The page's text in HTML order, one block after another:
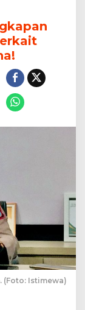
(Foto: Istimewa)